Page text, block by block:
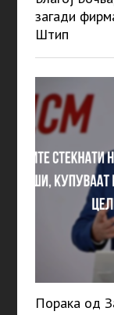
загади
Штип
Порака од